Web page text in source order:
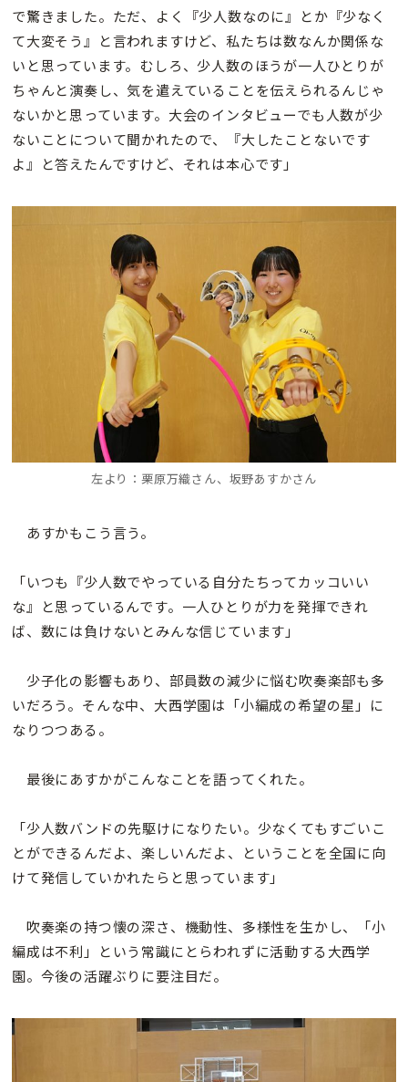
で驚きました。ただ、よく『少人数なのに』とか『少なく
て大変そう』と言われますけど、私たちは数なんか関係な
いと思っています。むしろ、少人数のほうが一人ひとりが
ちゃんと演奏し、気を遣えていることを伝えられるんじゃ
ないかと思っています。大会のインタビューでも人数が少
ないことについて聞かれたので、『大したことないです
よ』と答えたんですけど、それは本心です」
左より：栗原万織さん、坂野あすかさん
あすかもこう言う。
「いつも『少人数でやっている自分たちってカッコいい
な』と思っているんです。一人ひとりが力を発揮できれ
ば、数には負けないとみんな信じています」
少子化の影響もあり、部員数の減少に悩む吹奏楽部も多
いだろう。そんな中、大西学園は「小編成の希望の星」に
なりつつある。
最後にあすかがこんなことを語ってくれた。
「少人数バンドの先駆けになりたい。少なくてもすごいこ
とができるんだよ、楽しいんだよ、ということを全国に向
けて発信していかれたらと思っています」
吹奏楽の持つ懐の深さ、機動性、多様性を生かし、「小
編成は不利」という常識にとらわれずに活動する大西学
園。今後の活躍ぶりに要注目だ。